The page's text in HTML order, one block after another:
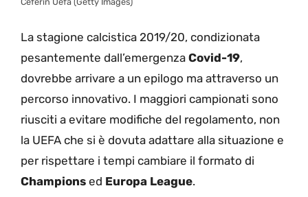
La stagione calcistica 2019/20, condizionata
pesantemente dall’emergenza Covid-19,
dovrebbe arrivare a un epilogo ma attraverso un
percorso innovativo. I maggiori campionati sono
riusciti a evitare modifiche del regolamento, non
la UEFA che si è dovuta adattare alla situazione e
per rispettare i tempi cambiare il formato di
Champions ed Europa League.